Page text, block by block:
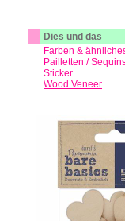
Dies und das
Farben &
Pailletten /
Sticker
Wood Veneer